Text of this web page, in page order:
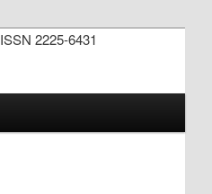
ISSN 2225-6431